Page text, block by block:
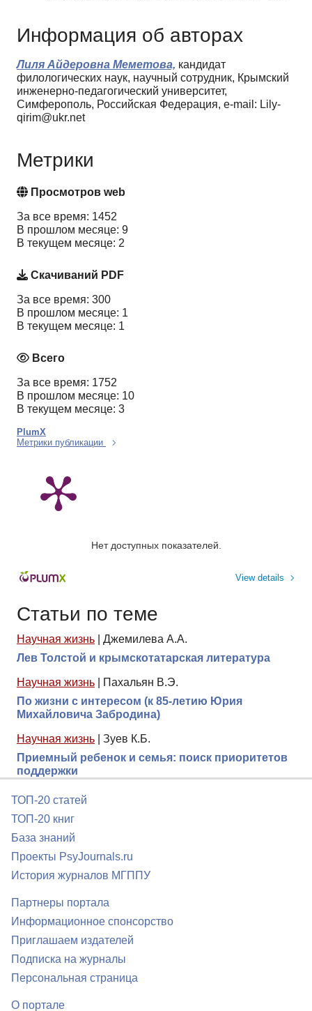
Информация об авторах
Лиля Айдеровна Меметова, кандидат
филологических наук, научный сотрудник, Крымский
инженерно-педагогический университет,
Симферополь, Российская Федерация, e-mail: Lily-
qirim@ukr.net
Метрики
Просмотров web
За все время: 1452
В прошлом месяце: 9
В текущем месяце: 2
Скачиваний PDF
За все время: 300
В прошлом месяце: 1
В текущем месяце: 1
Всего
За все время: 1752
В прошлом месяце: 10
В текущем месяце: 3
PlumX
Метрики публикации
Нет доступных показателей.
View details
Статьи по теме
Научная жизнь
Джемилева А.А.
Лев Толстой и крымскотатарская литература
Научная жизнь
Пахальян В.Э.
По жизни с интересом (к 85-летию Юрия
Михайловича Забродина)
Научная жизнь
Зуев К.Б.
Приемный ребенок и семья: поиск приоритетов
поддержки
ТОП-20 статей
ТОП-20 книг
База знаний
Проекты PsyJournals.ru
История журналов МГППУ
Партнеры портала
Информационное спонсорство
Приглашаем издателей
Подписка на журналы
Персональная страница
О портале